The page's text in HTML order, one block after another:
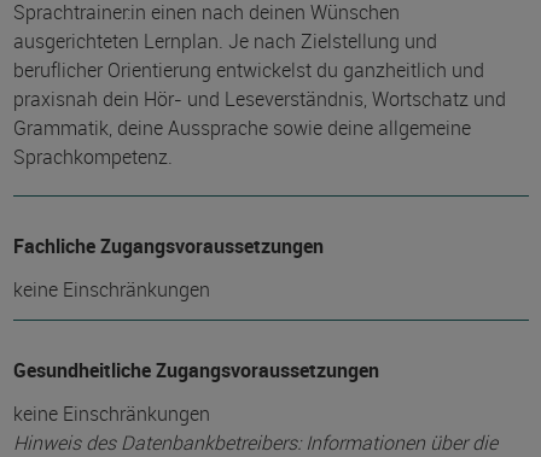
Sprachtrainer:in einen nach deinen Wünschen
ausgerichteten Lernplan. Je nach Zielstellung und
beruflicher Orientierung entwickelst du ganzheitlich und
praxisnah dein Hör- und Leseverständnis, Wortschatz und
Grammatik, deine Aussprache sowie deine allgemeine
Sprachkompetenz.
Fachliche Zugangsvoraussetzungen
keine Einschränkungen
Gesundheitliche Zugangsvoraussetzungen
keine Einschränkungen
Hinweis des Datenbankbetreibers: Informationen über die